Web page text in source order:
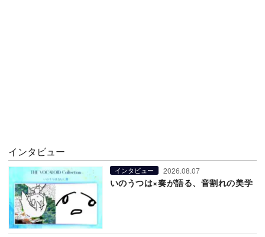
インタビュー
インタビュー 2026.08.07
いのうつは×奏が語る、音割れの美学